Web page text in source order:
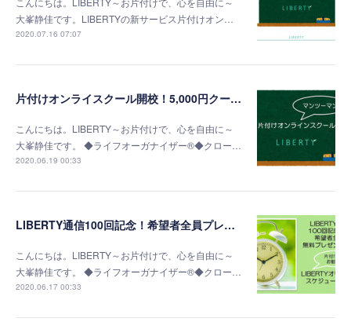
大峯静佳です。LIBERTYの新サービス片付けオン…
2020.07.16 07:07
片付けオンライスクール開校！5,000円クーポンプレゼント！
こんにちは。LIBERTY～お片付けで、心を自由に～
大峯静佳です。 ◆ライフオーガナイザー®◆クロー…
2020.06.19 00:33
LIBERTY通信100回記念！希望者全員プレゼント！
こんにちは。LIBERTY～お片付けで、心を自由に～
大峯静佳です。 ◆ライフオーガナイザー®◆クロー…
2020.06.17 00:33